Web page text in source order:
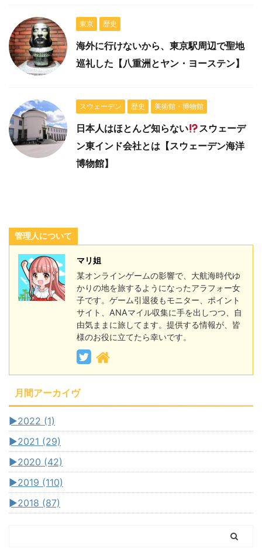
東京 歴史
海外に行けないから、東京駅周辺で聖地
巡礼した【八重洲とヤン・ヨーステン】
スウェーデン 歴史 美術館・博物館
日本人はほとんど知らない
スウェーデ
ン東インド会社とは【スウェーデン海洋
博物館】
管理人について
マリ姐
某オンラインゲームの影響で、大航海時代ゆ
かりの地を旅するようになったアラフォー女
子です。ゲーム引退後もモニター、ポイント
サイト、ANAマイル収集に手を出しつつ、自
由気ままに旅してます。提供する情報が、皆
様のお役に立てたら幸いです。
月間アーカイヴ
►2022 (1)
►2021 (29)
►2020 (42)
►2019 (110)
►2018 (87)